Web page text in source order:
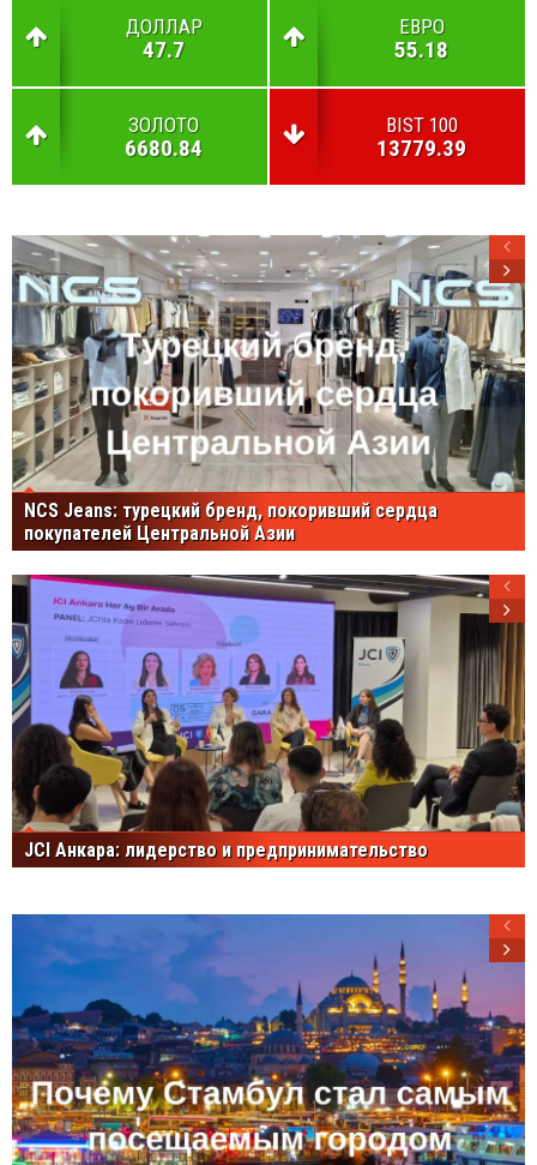
ДОЛЛАР
47.7
ЕВРО
55.18
ЗОЛОТО
6680.84
BIST 100
13779.39
NCS Jeans: турецкий бренд, покоривший сердца
покупателей Центральной Азии
JCI Анкара: лидерство и предпринимательство